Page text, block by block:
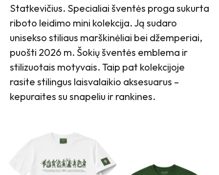
Statkevičius. Specialiai šventės proga sukurta
riboto leidimo mini kolekcija. Ją sudaro
unisekso stiliaus marškinėliai bei džemperiai,
puošti 2026 m. Šokių šventės emblema ir
stilizuotais motyvais. Taip pat kolekcijoje
rasite stilingus laisvalaikio aksesuarus –
kepuraites su snapeliu ir rankines.